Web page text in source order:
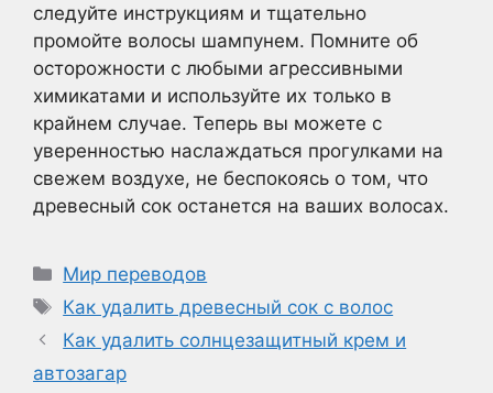
следуйте инструкциям и тщательно
промойте волосы шампунем. Помните об
осторожности с любыми агрессивными
химикатами и используйте их только в
крайнем случае. Теперь вы можете с
уверенностью наслаждаться прогулками на
свежем воздухе, не беспокоясь о том, что
древесный сок останется на ваших волосах.
Рубрики
Мир переводов
Метки
Как удалить древесный сок с волос
Как удалить солнцезащитный крем и
автозагар